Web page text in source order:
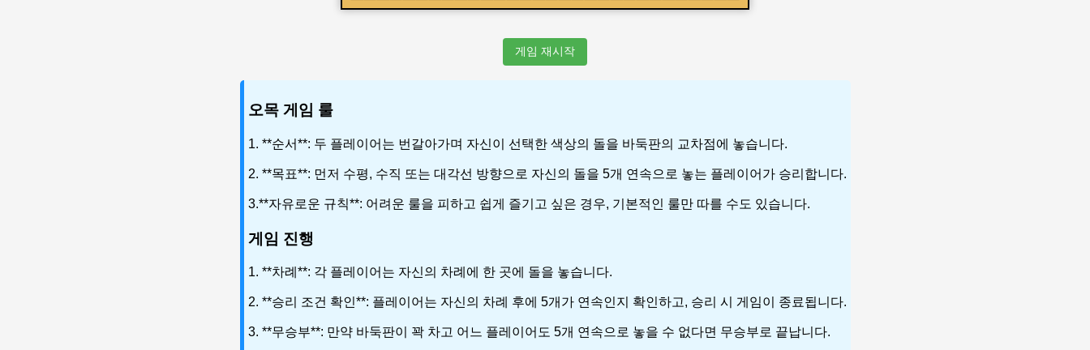
게임 재시작
오목 게임 룰
1. **순서**: 두 플레이어는 번갈아가며 자신이 선택한 색상의 돌을 바둑판의 교차점에 놓습니다.
2. **목표**: 먼저 수평, 수직 또는 대각선 방향으로 자신의 돌을 5개 연속으로 놓는 플레이어가 승리합니다.
3.**자유로운 규칙**: 어려운 룰을 피하고 쉽게 즐기고 싶은 경우, 기본적인 룰만 따를 수도 있습니다.
게임 진행
1. **차례**: 각 플레이어는 자신의 차례에 한 곳에 돌을 놓습니다.
2. **승리 조건 확인**: 플레이어는 자신의 차례 후에 5개가 연속인지 확인하고, 승리 시 게임이 종료됩니다.
3. **무승부**: 만약 바둑판이 꽉 차고 어느 플레이어도 5개 연속으로 놓을 수 없다면 무승부로 끝납니다.